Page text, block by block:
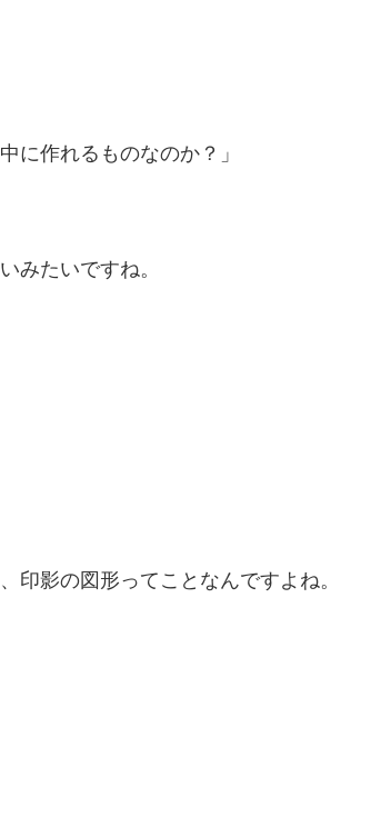
に作れるものなのか？」
みたいですね。
印影の図形ってことなんですよね。